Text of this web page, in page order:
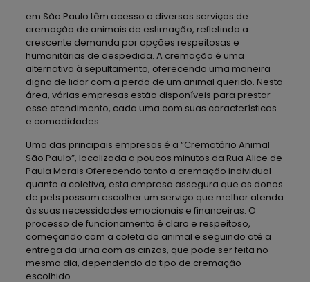
em São Paulo têm acesso a diversos serviços de
cremação de animais de estimação, refletindo a
crescente demanda por opções respeitosas e
humanitárias de despedida. A cremação é uma
alternativa à sepultamento, oferecendo uma maneira
digna de lidar com a perda de um animal querido. Nesta
área, várias empresas estão disponíveis para prestar
esse atendimento, cada uma com suas características
e comodidades.
Uma das principais empresas é a “Crematório Animal
São Paulo”, localizada a poucos minutos da Rua Alice de
Paula Morais Oferecendo tanto a cremação individual
quanto a coletiva, esta empresa assegura que os donos
de pets possam escolher um serviço que melhor atenda
às suas necessidades emocionais e financeiras. O
processo de funcionamento é claro e respeitoso,
começando com a coleta do animal e seguindo até a
entrega da urna com as cinzas, que pode ser feita no
mesmo dia, dependendo do tipo de cremação
escolhido.